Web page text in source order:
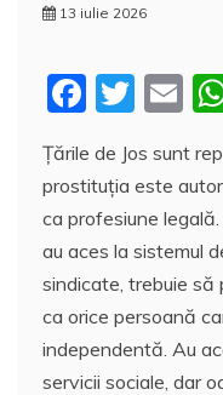
13 iulie 2026
F
c
e
b
o
o
k
T
itt
er
E
ai
l
Țările de Jos sunt
prostituția este
ca profesiune
au aces la sistemul
sindicate, trebuie
ca orice persoană
independentă. Au
servicii sociale, dar